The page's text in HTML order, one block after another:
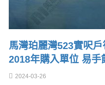
馬灣珀麗灣523實呎
2018年購入單位 易手
2024-03-26